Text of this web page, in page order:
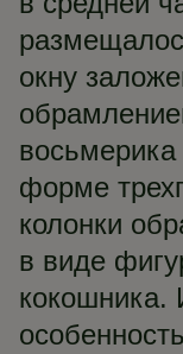
окну
форме
колонки
в виде
кокошника.